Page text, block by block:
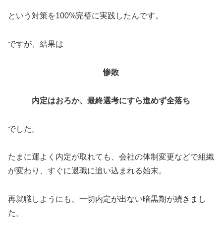
という対策を100%完璧に実践したんです。
ですが、結果は
惨敗
内定はおろか、最終選考にすら進めず全落ち
でした。
たまに運よく内定が取れても、会社の体制変更などで組織
が変わり、すぐに退職に追い込まれる始末。
再就職しようにも、一切内定が出ない暗黒期が続きまし
た。